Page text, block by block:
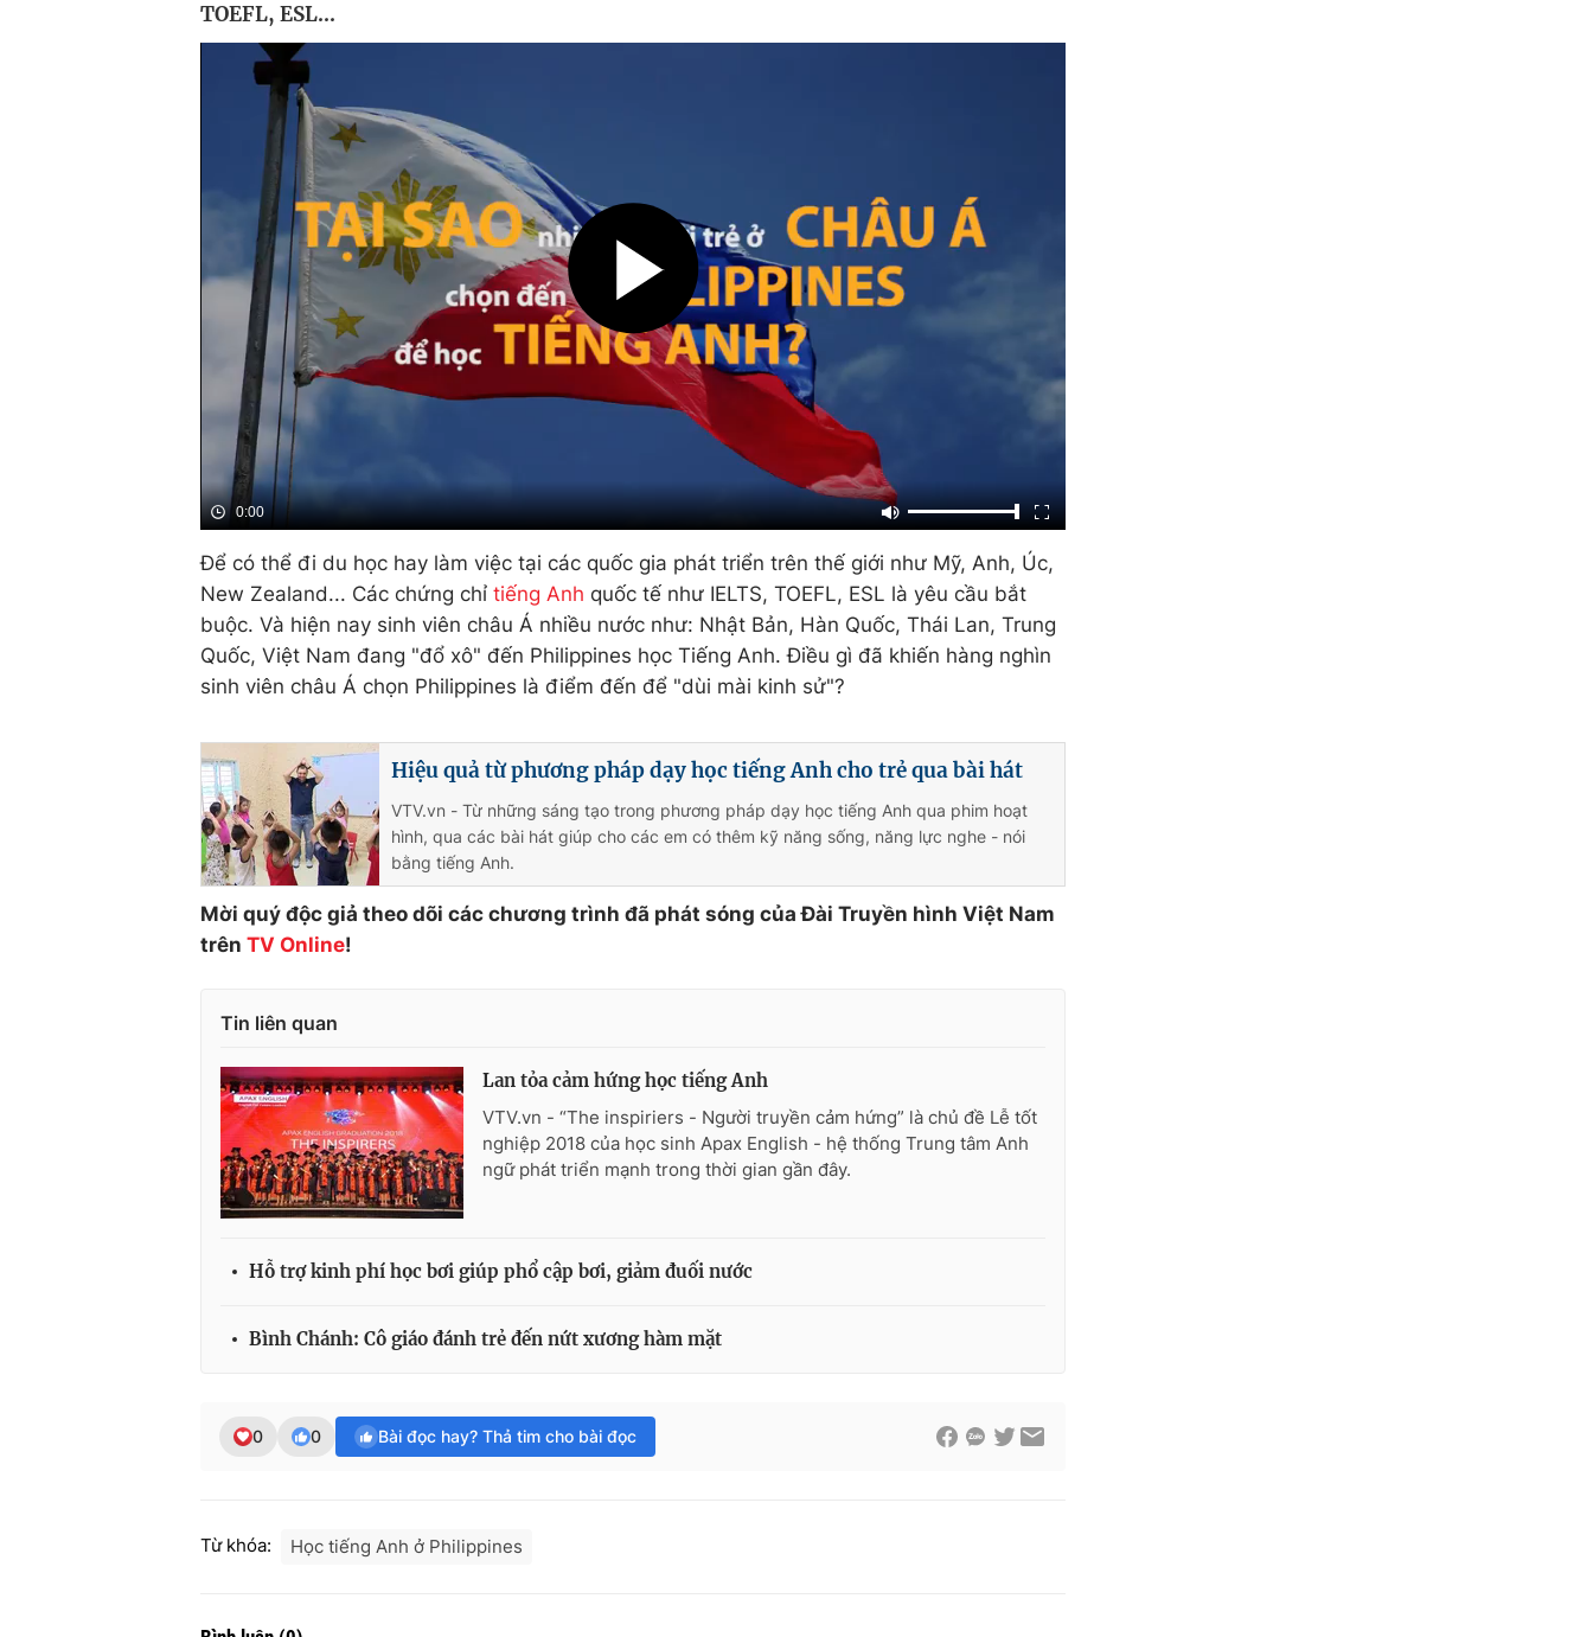
TOEFL, ESL...
0:00
Để có thể đi du học hay làm việc tại các quốc gia phát triển trên thế giới như Mỹ, Anh, Úc,
New Zealand... Các chứng chỉ tiếng Anh quốc tế như IELTS, TOEFL, ESL là yêu cầu bắt
buộc. Và hiện nay sinh viên châu Á nhiều nước như: Nhật Bản, Hàn Quốc, Thái Lan, Trung
Quốc, Việt Nam đang "đổ xô" đến Philippines học Tiếng Anh. Điều gì đã khiến hàng nghìn
sinh viên châu Á chọn Philippines là điểm đến để "dùi mài kinh sử"?
Hiệu quả từ phương pháp dạy học tiếng Anh cho trẻ qua bài hát
VTV.vn - Từ những sáng tạo trong phương pháp dạy học tiếng Anh qua phim hoạt
hình, qua các bài hát giúp cho các em có thêm kỹ năng sống, năng lực nghe - nói
bằng tiếng Anh.
Mời quý độc giả theo dõi các chương trình đã phát sóng của Đài Truyền hình Việt Nam
trên TV Online!
Tin liên quan
Lan tỏa cảm hứng học tiếng Anh
VTV.vn - “The inspiriers - Người truyền cảm hứng” là chủ đề Lễ tốt
nghiệp 2018 của học sinh Apax English - hệ thống Trung tâm Anh
ngữ phát triển mạnh trong thời gian gần đây.
Hỗ trợ kinh phí học bơi giúp phổ cập bơi, giảm đuối nước
Bình Chánh: Cô giáo đánh trẻ đến nứt xương hàm mặt
0 0 Bài đọc hay? Thả tim cho bài đọc
Từ khóa: Học tiếng Anh ở Philippines